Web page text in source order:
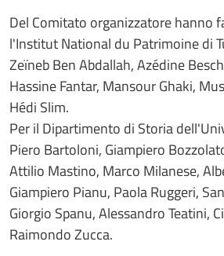
Del Comitato organizzatore hanno
l'Institut National du Patrimoine di
Zeïneb Ben Abdallah, Azédine
Hassine Fantar, Mansour Ghaki,
Hédi Slim.
Per il Dipartimento di Storia
Piero Bartoloni, Giampiero
Attilio Mastino, Marco Milanese,
Giampiero Pianu, Paola Ruggeri,
Giorgio Spanu, Alessandro Teatini,
Raimondo Zucca.